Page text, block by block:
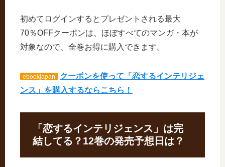
初めてログインするとプレゼントされる最大
70％OFFクーポンは、ほぼすべてのマンガ・本が
対象なので、全巻お得に購入できます。
ebookjapan
クーポンを使って「恋するインテリジェ
ンス」を購入するならこちら！
「恋するインテリジェンス」は完
結してる？12巻の発売予想日は？